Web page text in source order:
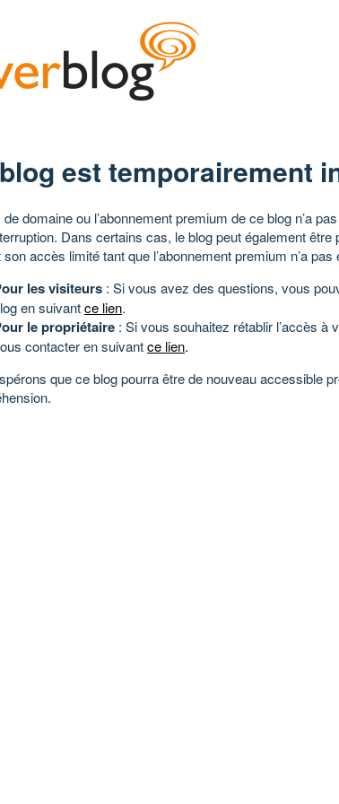
est temporairement
de domaine ou l’abonnement premium de ce blog n’a
Dans certains cas, le blog peut également être
son accès limité tant que l’abonnement premium n’a pas
les visiteurs : Si vous avez des questions, vous
en suivantce lien.
le propriétaire : Si vous souhaitez rétablir l’accès à
contacter en suivantce lien.
que ce blog pourra être de nouveau accessible